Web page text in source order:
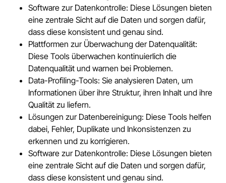
Software zur Datenkontrolle: Diese Lösungen bieten
eine zentrale Sicht auf die Daten und sorgen dafür,
dass diese konsistent und genau sind.
Plattformen zur Überwachung der Datenqualität:
Diese Tools überwachen kontinuierlich die
Datenqualität und warnen bei Problemen.
Data-Profiling-Tools: Sie analysieren Daten, um
Informationen über ihre Struktur, ihren Inhalt und ihre
Qualität zu liefern.
Lösungen zur Datenbereinigung: Diese Tools helfen
dabei, Fehler, Duplikate und Inkonsistenzen zu
erkennen und zu korrigieren.
Software zur Datenkontrolle: Diese Lösungen bieten
eine zentrale Sicht auf die Daten und sorgen dafür,
dass diese konsistent und genau sind.